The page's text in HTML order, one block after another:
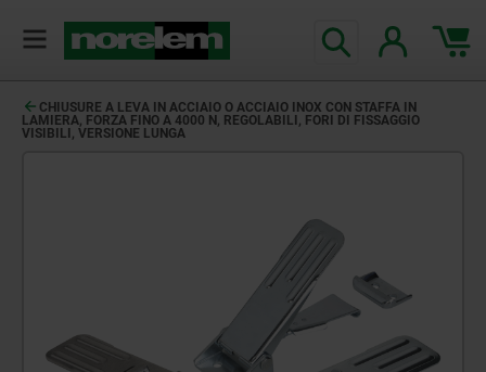
CHIUSURE A LEVA IN ACCIAIO O ACCIAIO INOX CON STAFFA IN
LAMIERA, FORZA FINO A 4000 N, REGOLABILI, FORI DI FISSAGGIO
VISIBILI, VERSIONE LUNGA